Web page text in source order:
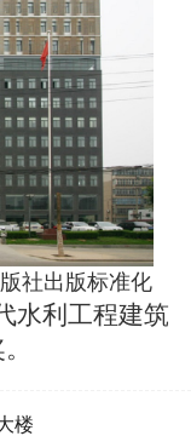
社出版标准化
水利工程建筑
楼